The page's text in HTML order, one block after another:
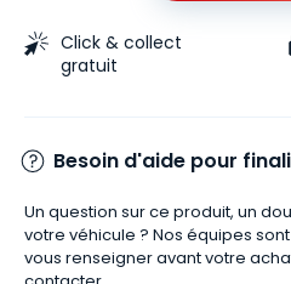
Click & collect
gratuit
Besoin d'aide pour
Un question sur ce produit, un
votre véhicule ? Nos équipes
vous renseigner avant votre